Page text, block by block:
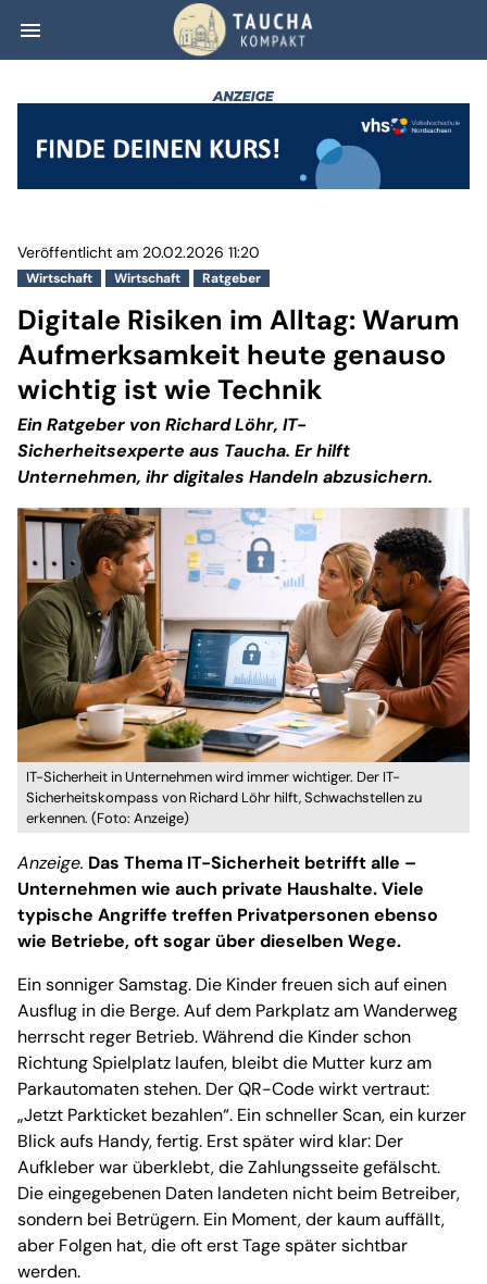
menu Digitale Risiken
Wirtschaft Wirtschaft Ratgeber
Veröffentlicht am 20.02.2026 11:20
Digitale Risiken im Alltag: Warum
Aufmerksamkeit heute genauso
wichtig ist wie Technik
Ein Ratgeber von Richard Löhr, IT-
Sicherheitsexperte aus Taucha. Er hilft
Unternehmen, ihr digitales Handeln abzusichern.
IT-Sicherheit in Unternehmen wird immer wichtiger. Der IT-
Sicherheitskompass von Richard Löhr hilft, Schwachstellen zu
erkennen. (Foto: Anzeige)
Anzeige. Das Thema IT-Sicherheit betrifft alle –
Unternehmen wie auch private Haushalte. Viele
typische Angriffe treffen Privatpersonen ebenso
wie Betriebe, oft sogar über dieselben Wege.
Ein sonniger Samstag. Die Kinder freuen sich auf einen
Ausflug in die Berge. Auf dem Parkplatz am Wanderweg
herrscht reger Betrieb. Während die Kinder schon
Richtung Spielplatz laufen, bleibt die Mutter kurz am
Parkautomaten stehen. Der QR-Code wirkt vertraut:
„Jetzt Parkticket bezahlen“. Ein schneller Scan, ein kurzer
Blick aufs Handy, fertig. Erst später wird klar: Der
Aufkleber war überklebt, die Zahlungsseite gefälscht.
Die eingegebenen Daten landeten nicht beim Betreiber,
sondern bei Betrügern. Ein Moment, der kaum auffällt,
aber Folgen hat, die oft erst Tage später sichtbar
werden.